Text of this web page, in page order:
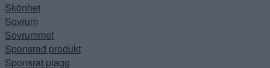
Skönhet
Sovrum
Sovrummet
Sponsrad produkt
Sponsrat plagg